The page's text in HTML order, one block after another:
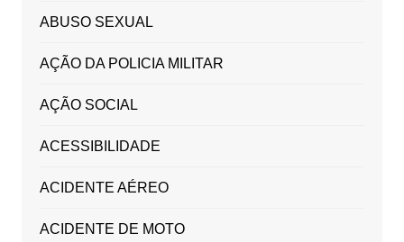
ABUSO SEXUAL
AÇÃO DA POLICIA MILITAR
AÇÃO SOCIAL
ACESSIBILIDADE
ACIDENTE AÉREO
ACIDENTE DE MOTO